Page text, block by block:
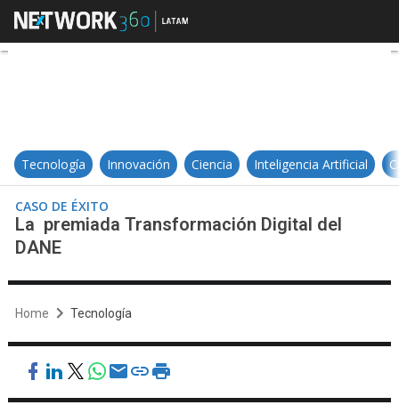
La premiada Transformación
Tecnología Innovación Ciencia Inteligencia Artificial
CASO DE ÉXITO
La premiada Transformación Digital del
DANE
Home Tecnología